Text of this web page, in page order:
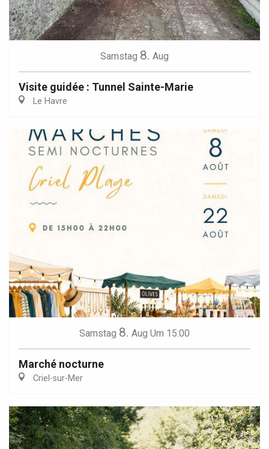
Samstag 8. Aug
Visite guidée : Tunnel Sainte-Marie
Le Havre
Samstag 8. Aug Um 15:00
Marché nocturne
Criel-sur-Mer